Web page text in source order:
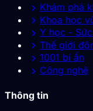
chevron_right Khám phá
chevron_right Khoa học
chevron_right Y học -
chevron_right Thế giới
chevron_right 1001 bí ẩn
chevron_right Công nghệ
Thông tin